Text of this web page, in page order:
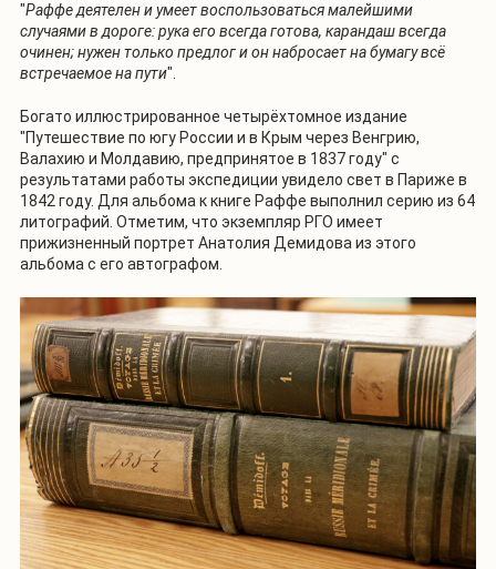
"Раффе деятелен и умеет воспользоваться малейшими
случаями в дороге: рука его всегда готова, карандаш всегда
очинен; нужен только предлог и он набросает на бумагу всё
встречаемое на пути".
Богато иллюстрированное четырёхтомное издание
"Путешествие по югу России и в Крым через Венгрию,
Валахию и Молдавию, предпринятое в 1837 году" с
результатами работы экспедиции увидело свет в Париже в
1842 году. Для альбома к книге Раффе выполнил серию из 64
литографий. Отметим, что экземпляр РГО имеет
прижизненный портрет Анатолия Демидова из этого
альбома с его автографом.